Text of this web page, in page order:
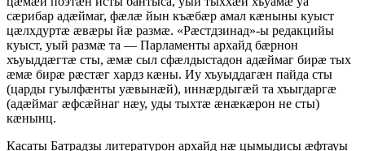
сæрибар адæймаг, фæлæ йын къæбæр амал кæныны куыст
цæлхдуртæ æвæры йæ размæ. «Рæстдзинад»-ы редакцийы
куыст, уый размæ та — Парламенты архайд бæрнон
хъуыддæгтæ сты, æмæ сыл сфæлдыстадон адæймаг бирæ тых
æмæ бирæ рæстæг хардз кæны. Иу хъуыддагæн пайда сты
(царды гуылфæнты уæвынæй), иннæрдыгæй та хъыгдаргæ
(адæймаг æфсæйнаг нæу, уды тыхтæ æнæкæрон не сты)
кæнынц.
Касаты Батрадзы литературон архайд нæ цымыдисы æфтауы